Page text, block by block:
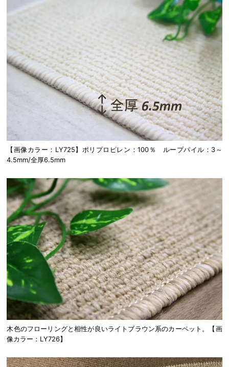
【画像カラー：LY725】ポリプロピレン：100％ ループパイル：3～
4.5mm/全厚6.5mm
木色のフローリングと相性が良いライトブラウン系のカーペット。【画
像カラー：LY726】